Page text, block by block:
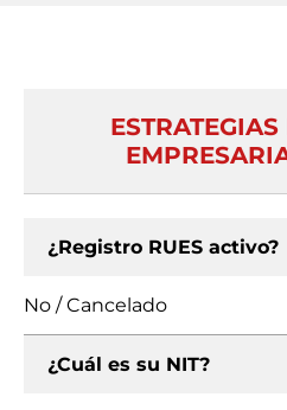
¿Registro RUES activo?
No / Cancelado
¿Cuál es su NIT?